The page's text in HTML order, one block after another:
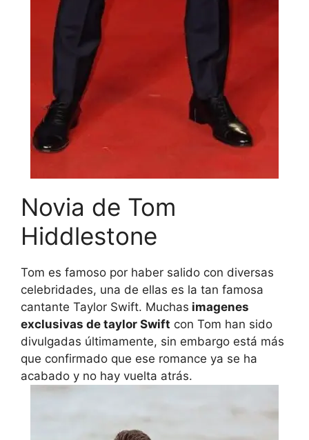
Novia de Tom
Hiddlestone
Tom es famoso por haber salido con diversas
celebridades, una de ellas es la tan famosa
cantante Taylor Swift. Muchas imagenes
exclusivas de taylor Swift con Tom han sido
divulgadas últimamente, sin embargo está más
que confirmado que ese romance ya se ha
acabado y no hay vuelta atrás.